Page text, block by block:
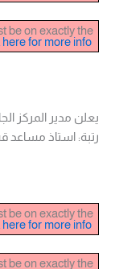
be on exactly the
here for more info
يعلن مدير المركز
رتبة: استاذ مساعد
be on exactly the
here for more info
be on exactly the